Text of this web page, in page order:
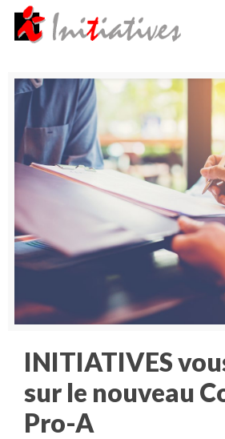
INITIATIVES
sur le nouveau
Pro-A